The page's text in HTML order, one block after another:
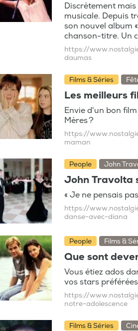
Discrètement
musicale. Depuis
son nouvel album
chanson-titre. Un
https://
daumas
Films & Séries
Les meilleurs
Envie d'un bon
Mères ?
https://
maman
People John
John Travolta
« Je ne pensais
https://
danse-avec-diana
People Films &
Que sont
Vous étiez ados
vos stars
https://
notre-adolescence
Films & Séries